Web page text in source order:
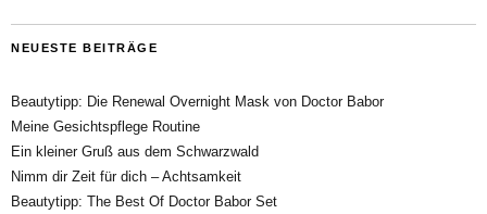
NEUESTE BEITRÄGE
Beautytipp: Die Renewal Overnight Mask von Doctor Babor
Meine Gesichtspflege Routine
Ein kleiner Gruß aus dem Schwarzwald
Nimm dir Zeit für dich – Achtsamkeit
Beautytipp: The Best Of Doctor Babor Set